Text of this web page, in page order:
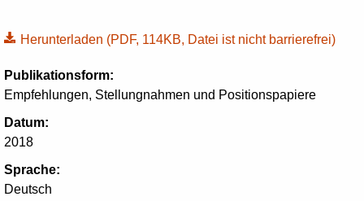
Herunterladen (PDF, 114KB, Datei ist nicht barrierefrei)
Publikationsform:
Empfehlungen, Stellungnahmen und Positionspapiere
Datum:
2018
Sprache:
Deutsch